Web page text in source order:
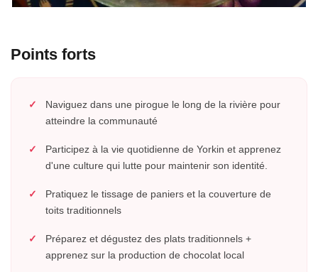
Points forts
Naviguez dans une pirogue le long de la rivière pour
atteindre la communauté
Participez à la vie quotidienne de Yorkin et apprenez
d'une culture qui lutte pour maintenir son identité.
Pratiquez le tissage de paniers et la couverture de
toits traditionnels
Préparez et dégustez des plats traditionnels +
apprenez sur la production de chocolat local